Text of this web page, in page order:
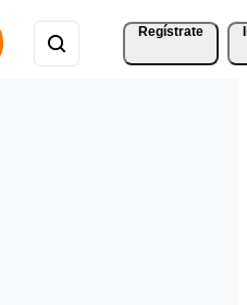
Regístrate